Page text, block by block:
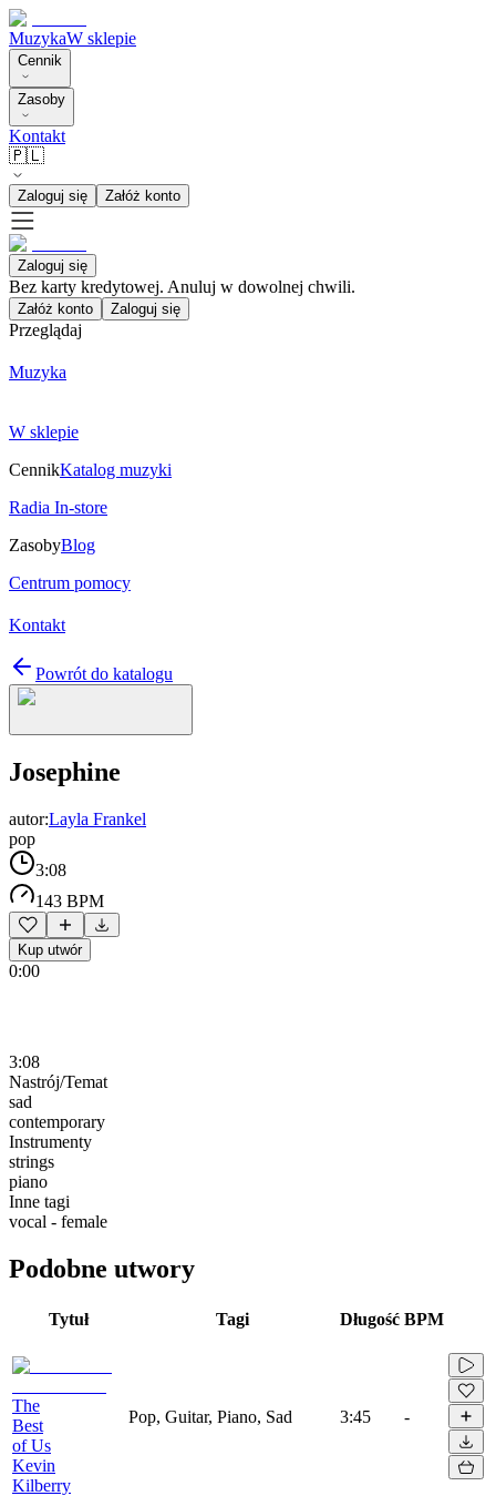
MuzykaW sklepie
Cennik
Zasoby
Kontakt
🇵🇱
Zaloguj się Załóż konto
Zaloguj się
Bez karty kredytowej. Anuluj w dowolnej chwili.
Załóż konto Zaloguj się
Przeglądaj
Muzyka
W sklepie
CennikKatalog muzyki
Radia In-store
ZasobyBlog
Centrum pomocy
Kontakt
Powrót do katalogu
Josephine
autor:Layla Frankel
pop
3:08
143 BPM
Kup utwór
0:00
3:08
Nastrój/Temat
sad
contemporary
Instrumenty
strings
piano
Inne tagi
vocal - female
Podobne utwory
Tytuł Tagi Długość BPM
The
Best
of Us
Kevin
Kilberry
Pop, Guitar, Piano, Sad 3:45 -